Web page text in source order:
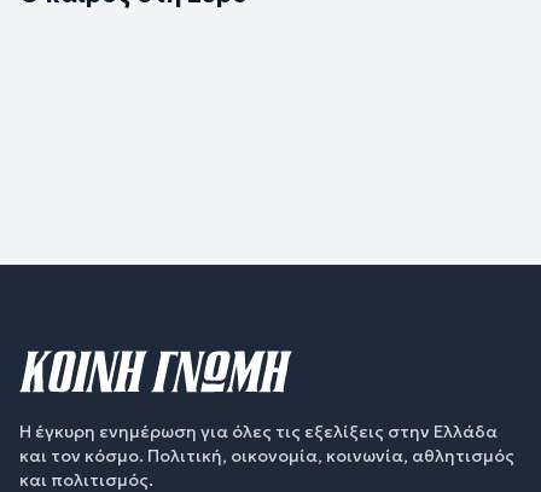
Η έγκυρη ενημέρωση για όλες τις εξελίξεις στην Ελλάδα
και τον κόσμο. Πολιτική, οικονομία, κοινωνία, αθλητισμός
και πολιτισμός.